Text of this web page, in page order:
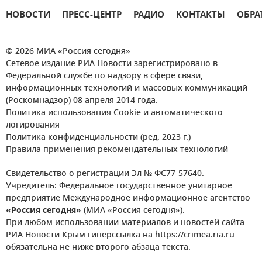
НОВОСТИ ПРЕСС-ЦЕНТР РАДИО КОНТАКТЫ
© 2026 МИА «Россия сегодня»
Сетевое издание РИА Новости зарегистрировано в
Федеральной службе по надзору в сфере связи,
информационных технологий и массовых коммуникаций
(Роскомнадзор) 08 апреля 2014 года.
Политика использования Cookie и автоматического
логирования
Политика конфиденциальности (ред. 2023 г.)
Правила применения рекомендательных технологий
Свидетельство о регистрации Эл № ФС77-57640.
Учредитель: Федеральное государственное унитарное
предприятие Международное информационное агентство
«Россия сегодня» (МИА «Россия сегодня»).
При любом использовании материалов и новостей сайта
РИА Новости Крым гиперссылка на https://crimea.ria.ru
обязательна не ниже второго абзаца текста.